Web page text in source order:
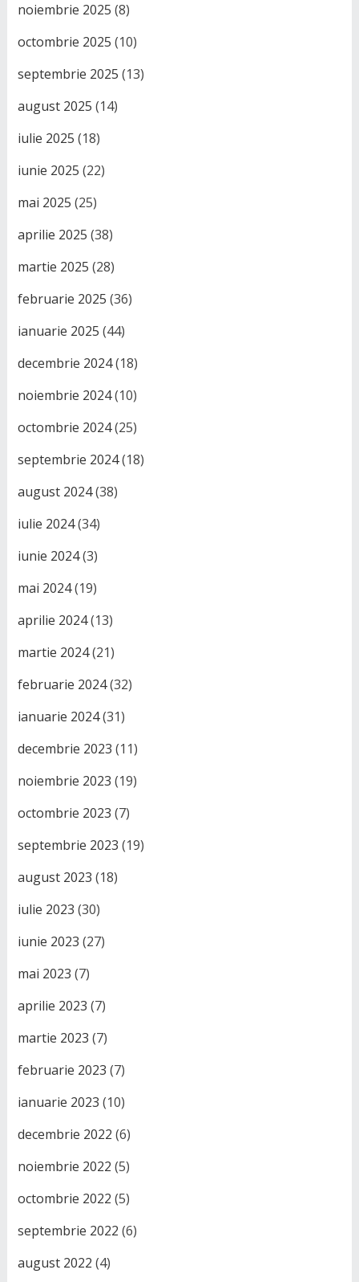
noiembrie 2025 (8)
octombrie 2025 (10)
septembrie 2025 (13)
august 2025 (14)
iulie 2025 (18)
iunie 2025 (22)
mai 2025 (25)
aprilie 2025 (38)
martie 2025 (28)
februarie 2025 (36)
ianuarie 2025 (44)
decembrie 2024(18)
noiembrie 2024(10)
octombrie 2024(25)
septembrie 2024(18)
august 2024(38)
iulie 2024(34)
iunie 2024(3)
mai 2024(19)
aprilie 2024(13)
martie 2024(21)
februarie 2024(32)
ianuarie 2024(31)
decembrie 2023 (11)
noiembrie 2023 (19)
octombrie 2023 (7)
septembrie 2023 (19)
august 2023 (18)
iulie 2023 (30)
iunie 2023 (27)
mai 2023 (7)
aprilie 2023 (7)
martie 2023 (7)
februarie 2023 (7)
ianuarie 2023 (10)
decembrie 2022 (6)
noiembrie 2022 (5)
octombrie 2022 (5)
septembrie 2022 (6)
august 2022 (4)